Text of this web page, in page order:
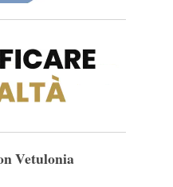
Vetulonia